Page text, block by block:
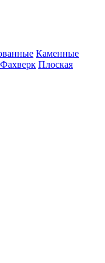
Каменные
Фахверк Плоская